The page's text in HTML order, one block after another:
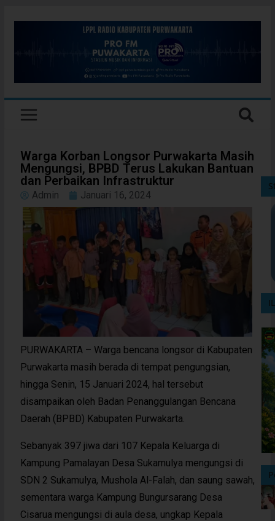
Warga Korban Longsor Purwakarta Masih
Mengungsi, BPBD Terus Lakukan Bantuan
dan Perbaikan Infrastruktur
Admin Januari 16, 2024
PURWAKARTA – Warga bencana longsor di Kabupaten
Purwakarta masih berada di tempat pengungsian,
hingga Senin, 15 Januari 2024, hal tersebut
disampaikan oleh Badan Penanggulangan Bencana
Daerah (BPBD) Kabupaten Purwakarta.
Sebanyak 397 jiwa dari 107 Kepala Keluarga di
Kampung Pamalayan Desa Sukamulya mengungsi di
SDN 2 Sukamulya, Mushola Al-Falah, dan saung sawah,
sementara warga Kampung Bungursarang Desa
Cisarua mengungsi di aula desa, ungkap Kepala